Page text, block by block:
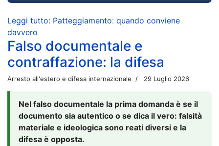
Leggi tutto: Patteggiamento: quando conviene
davvero
Falso documentale e
contraffazione: la difesa
Arresto all'estero e difesa internazionale 29 Luglio 2026
Nel falso documentale la prima domanda è se il
documento sia autentico o se dica il vero: falsità
materiale e ideologica sono reati diversi e la
difesa è opposta.